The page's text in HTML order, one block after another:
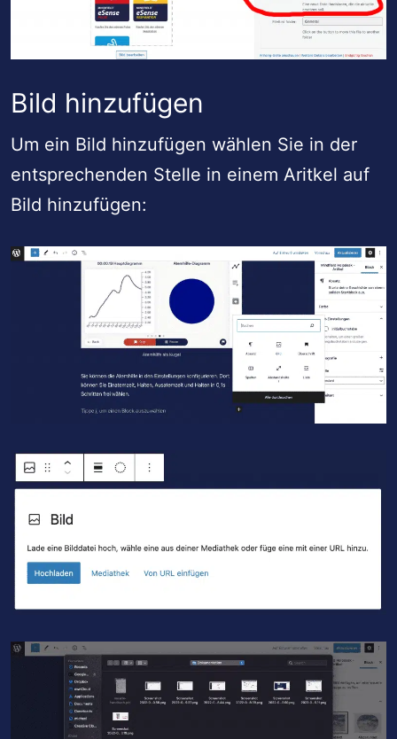
Bild hinzufügen
Um ein Bild hinzufügen wählen Sie in der
entsprechenden Stelle in einem Aritkel auf
Bild hinzufügen: